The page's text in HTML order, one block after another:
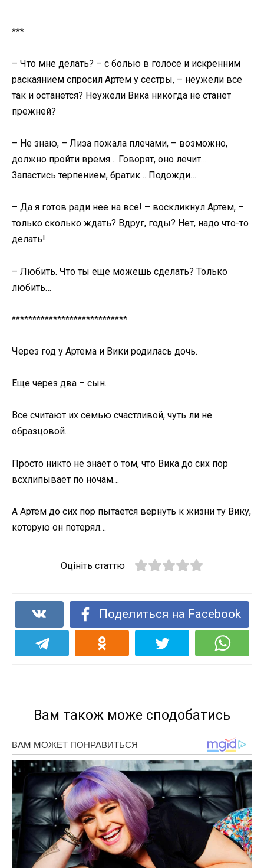
***
– Что мне делать? – с болью в голосе и искренним
раскаянием спросил Артем у сестры, – неужели все
так и останется? Неужели Вика никогда не станет
прежней?
– Не знаю, – Лиза пожала плечами, – возможно,
должно пройти время… Говорят, оно лечит…
Запастись терпением, братик… Подожди…
– Да я готов ради нее на все! – воскликнул Артем, –
только сколько ждать? Вдруг, годы? Нет, надо что-то
делать!
– Любить. Что ты еще можешь сделать? Только
любить…
****************************
Через год у Артема и Вики родилась дочь.
Еще через два – сын…
Все считают их семью счастливой, чуть ли не
образцовой…
Просто никто не знает о том, что Вика до сих пор
всхлипывает по ночам…
А Артем до сих пор пытается вернуть к жизни ту Вику,
которую он потерял…
Оцініть статтю
Поделиться на Facebook
Вам також може сподобатись